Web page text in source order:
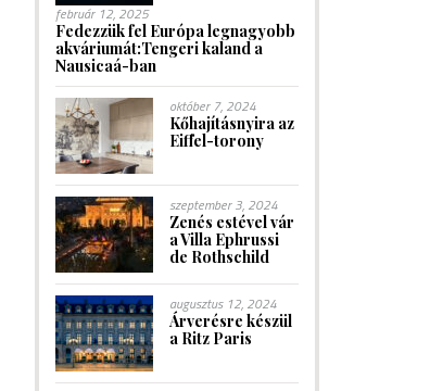
február 12, 2025
Fedezzük fel Európa legnagyobb
akváriumát:Tengeri kaland a
Nausicaá-ban
október 7, 2024
Kőhajításnyira az
Eiffel-torony
szeptember 3, 2024
Zenés estével vár
a Villa Ephrussi
de Rothschild
augusztus 12, 2024
Árverésre készül
a Ritz Paris